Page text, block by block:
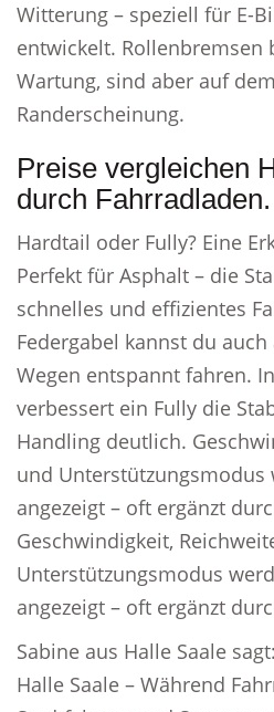
Witterung – speziell für E-
entwickelt. Rollenbremsen
Wartung, sind aber auf
Randerscheinung.
Preise vergleichen
durch Fahrradladen.
Hardtail oder Fully? Eine
Perfekt für Asphalt – die
schnelles und effizientes
Federgabel kannst du
Wegen entspannt fahren.
verbessert ein Fully die
Handling deutlich.
und
angezeigt – oft ergänzt
Geschwindigkeit,
Unterstützungsmodus
angezeigt – oft ergänzt
Sabine aus Halle Saale
Halle Saale – Während